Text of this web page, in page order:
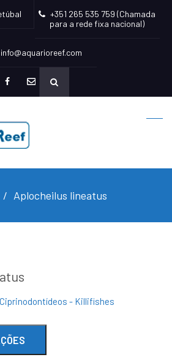
+351 265 535 759 (Chamada
para a rede fixa nacional)
info@aquarioreef.com
mailto
Aplocheilus lineatus
Ciprinodontídeos - Killifishes